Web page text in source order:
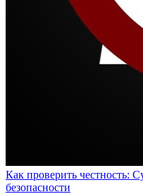
Как проверить честность:
безопасности